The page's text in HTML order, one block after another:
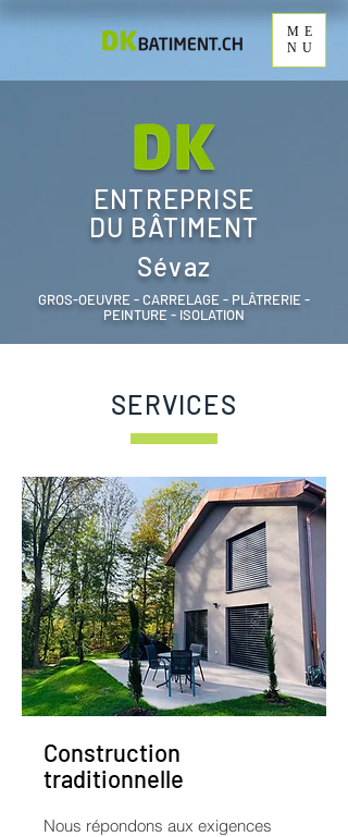
ME
NU
ENTREPRISE
DU BÂTIMENT
Sévaz
GROS-OEUVRE - CARRELAGE - PLÂTRERIE -
PEINTURE - ISOLATION
SERVICES
Construction
traditionnelle
Nous répondons aux exigences